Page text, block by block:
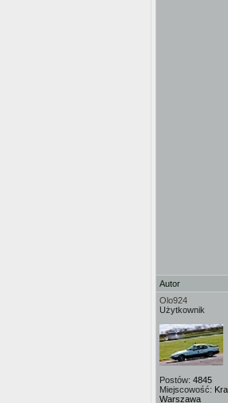
Autor
Olo924
Użytkownik
Postów: 4845
Miejscowość:
Warszawa